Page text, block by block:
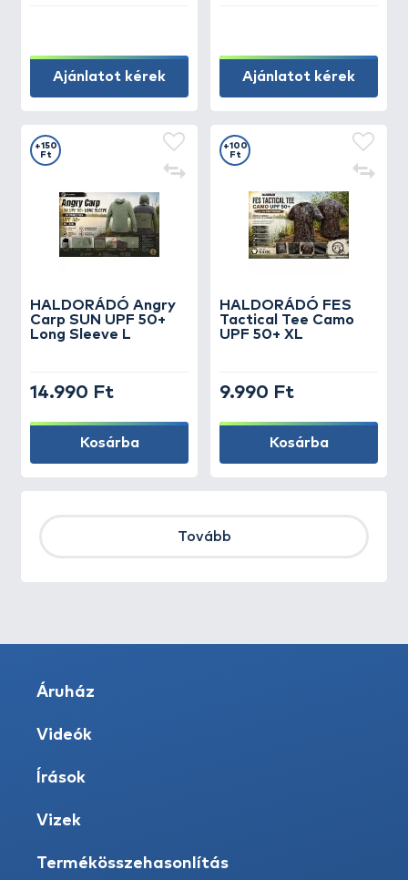
Ajánlatot kérek Ajánlatot kérek
HALDORÁDÓ Angry
Carp SUN UPF 50+
Long Sleeve L
+150
Ft
14.990 Ft
Kosárba
HALDORÁDÓ FES
Tactical Tee Camo
UPF 50+ XL
+100
Ft
9.990 Ft
Kosárba
Tovább
Áruház
Videók
Írások
Vizek
Termékösszehasonlítás